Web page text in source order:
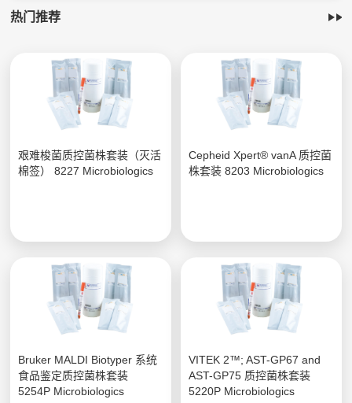
热门推荐
艰难梭菌质控菌株套装（灭活
棉签） 8227 Microbiologics
Cepheid Xpert® vanA 质控菌
株套装 8203 Microbiologics
Bruker MALDI Biotyper 系统
食品鉴定质控菌株套装
5254P Microbiologics
VITEK 2™; AST-GP67 and
AST-GP75 质控菌株套装
5220P Microbiologics